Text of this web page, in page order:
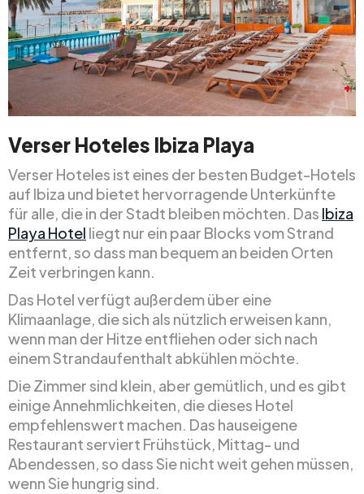
Verser Hoteles Ibiza Playa
Verser Hoteles ist eines der besten Budget-Hotels
auf Ibiza und bietet hervorragende Unterkünfte
für alle, die in der Stadt bleiben möchten. Das Ibiza
Playa Hotel liegt nur ein paar Blocks vom Strand
entfernt, so dass man bequem an beiden Orten
Zeit verbringen kann.
Das Hotel verfügt außerdem über eine
Klimaanlage, die sich als nützlich erweisen kann,
wenn man der Hitze entfliehen oder sich nach
einem Strandaufenthalt abkühlen möchte.
Die Zimmer sind klein, aber gemütlich, und es gibt
einige Annehmlichkeiten, die dieses Hotel
empfehlenswert machen. Das hauseigene
Restaurant serviert Frühstück, Mittag- und
Abendessen, so dass Sie nicht weit gehen müssen,
wenn Sie hungrig sind.